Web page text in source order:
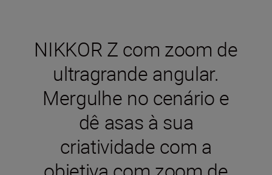
NIKKOR Z com zoom de
ultragrande angular.
Mergulhe no cenário e
dê asas à sua
criatividade com a